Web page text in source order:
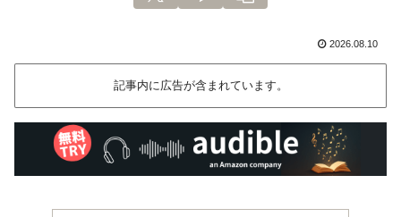
2026.08.10
記事内に広告が含まれています。